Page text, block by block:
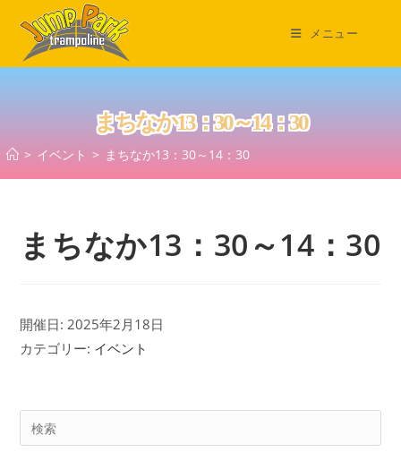
ス
メニュー
まちなか13：30～14：30
> イベント > まちなか13：30～14：30
まちなか13：30～14：30
開催日: 2025年2月18日
カテゴリー: イベント